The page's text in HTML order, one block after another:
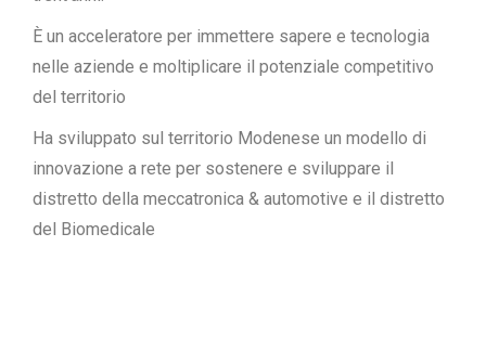
È un acceleratore per immettere sapere e tecnologia
nelle aziende e moltiplicare il potenziale competitivo
del territorio
Ha sviluppato sul territorio Modenese un modello di
innovazione a rete per sostenere e sviluppare il
distretto della meccatronica & automotive e il distretto
del Biomedicale